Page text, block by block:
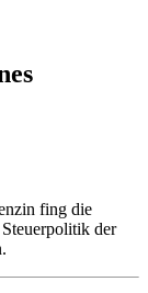
fing die
der